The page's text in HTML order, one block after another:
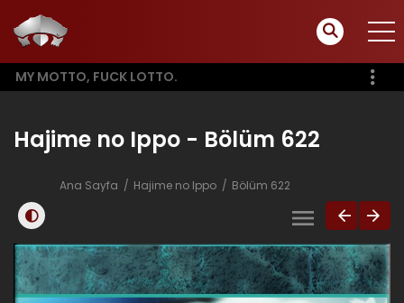
MY MOTTO, FUCK LOTTO.
Hajime no Ippo - Bölüm 622
Ana Sayfa Hajime no Ippo Bölüm 622